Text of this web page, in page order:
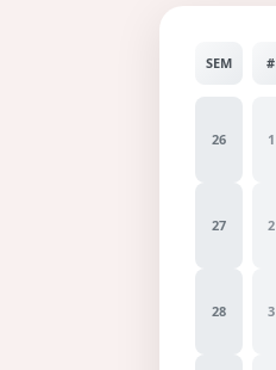
SEM #
26 1
27 2
28 3